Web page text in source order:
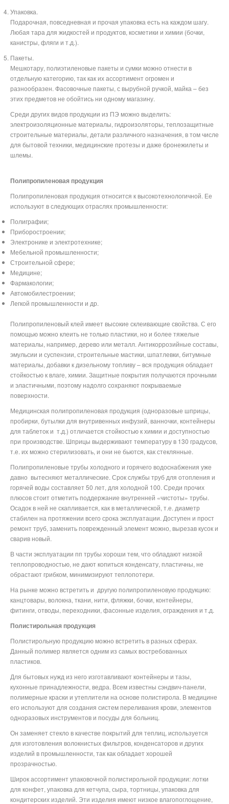
Упаковка.
Подарочная, повседневная и прочая упаковка есть на каждом шагу.
Любая тара для жидкостей и продуктов, косметики и химии (бочки,
канистры, фляги и т.д.).
Пакеты.
Мешкотару, полиэтиленовые пакеты и сумки можно отнести в
отдельную категорию, так как их ассортимент огромен и
разнообразен. Фасовочные пакеты, с вырубной ручкой, майка – без
этих предметов не обойтись ни одному магазину.
Среди других видов продукции из ПЭ можно выделить:
электроизоляционные материалы, гидроизоляторы, теплозащитные
строительные материалы, детали различного назначения, в том числе
для бытовой техники, медицинские протезы и даже бронежилеты и
шлемы.
Полипропиленовая продукция
Полипропиленовая продукция относится к высокотехнологичной. Ее
используют в следующих отраслях промышленности:
Полиграфии;
Приборостроении;
Электронике и электротехнике;
Мебельной промышленности;
Строительной сфере;
Медицине;
Фармакологии;
Автомобилестроении;
Легкой промышленности и др.
Полипропиленовый клей имеет высокие склеивающие свойства. С его
помощью можно клеить не только пластики, но и более тяжелые
материалы, например, дерево или металл. Антикоррозийные составы,
эмульсии и суспензии, строительные мастики, шпатлевки, битумные
материалы, добавки к дизельному топливу – вся продукция обладает
стойкостью к влаге, химии. Защитные покрытия получаются прочными
и эластичными, поэтому надолго сохраняют покрываемые
поверхности.
Медицинская полипропиленовая продукция (одноразовые шприцы,
пробирки, бутылки для внутривенных инфузий, ванночки, контейнеры
для таблеток и т.д.) отличается стойкостью к химии и доступностью
при производстве. Шприцы выдерживают температуру в 130 градусов,
т.е. их можно стерилизовать, и они не бьются, как стеклянные.
Полипропиленовые трубы холодного и горячего водоснабжения уже
давно вытесняют металлические. Срок службы труб для отопления и
горячей воды составляет 50 лет, для холодной 100. Среди прочих
плюсов стоит отметить поддержание внутренней «чистоты» трубы.
Осадок в ней не скапливается, как в металлической, т.е. диаметр
стабилен на протяжении всего срока эксплуатации. Доступен и прост
ремонт труб, заменить поврежденный элемент можно, вырезав кусок и
сварив новый.
В части эксплуатации пп трубы хороши тем, что обладают низкой
теплопроводностью, не дают копиться конденсату, пластичны, не
обрастают грибком, минимизируют теплопотери.
На рынке можно встретить и другую полипропиленовую продукцию:
канцтовары, волокна, ткани, нити, фляжки, бочки, контейнеры,
фитинги, отводы, переходники, фасонные изделия, ограждения и т.д.
Полистирольная продукция
Полистирольную продукцию можно встретить в разных сферах.
Данный полимер является одним из самых востребованных
пластиков.
Для бытовых нужд из него изготавливают контейнеры и тазы,
кухонные принадлежности, ведра. Всем известны сэндвич-панели,
полимерные краски и утеплители на основе полистирола. В медицине
его используют для создания систем переливания крови, элементов
одноразовых инструментов и посуды для больниц.
Он заменяет стекло в качестве покрытий для теплиц, используется
для изготовления волокнистых фильтров, конденсаторов и других
изделий в промышленности, так как обладает хорошей
прозрачностью.
Широк ассортимент упаковочной полистирольной продукции: лотки
для конфет, упаковка для кетчупа, сыра, тортницы, упаковка для
кондитерских изделий. Эти изделия имеют низкое влагопоглощение,